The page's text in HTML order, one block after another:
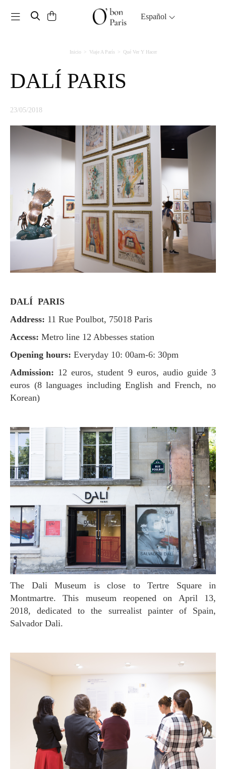
Toggle navigation Español
Inicio Viaje A París Qué Ver Y Hacer
DALÍ PARIS
23/05/2018
DALÍ PARIS
Address: 11 Rue Poulbot, 75018 Paris
Access: Metro line 12 Abbesses station
Opening hours: Everyday 10: 00am-6: 30pm
Admission: 12 euros, student 9 euros, audio guide 3
euros (8 languages ​​including English and French, no
Korean)
The Dali Museum is close to Tertre Square in
Montmartre. This museum reopened on April 13,
2018, dedicated to the surrealist painter of Spain,
Salvador Dali.